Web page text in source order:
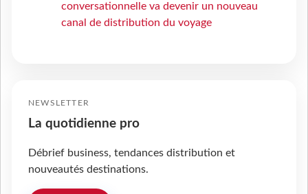
conversationnelle va devenir un nouveau
canal de distribution du voyage
NEWSLETTER
La quotidienne pro
Débrief business, tendances distribution et
nouveautés destinations.